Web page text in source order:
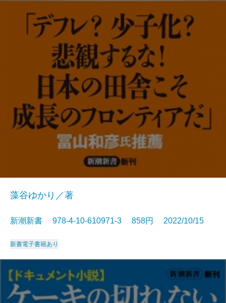
藻谷ゆかり／著
新潮新書 978-4-10-610971-3 858円 2022/10/15
新書電子書籍あり